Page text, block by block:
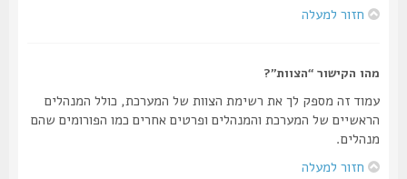
חזור למעלה
מהו הקישור “הצוות”?
עמוד זה מספק לך את רשימת הצוות של המערכת, כולל המנהלים
הראשיים של המערכת והמנהלים ופרטים אחרים כמו הפורומים שהם
מנהלים.
חזור למעלה